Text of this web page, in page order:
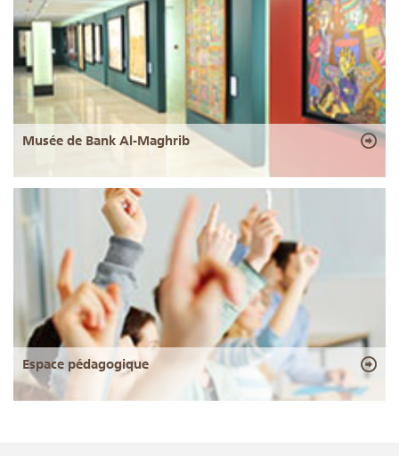
Musée de Bank Al-Maghrib
Espace pédagogique